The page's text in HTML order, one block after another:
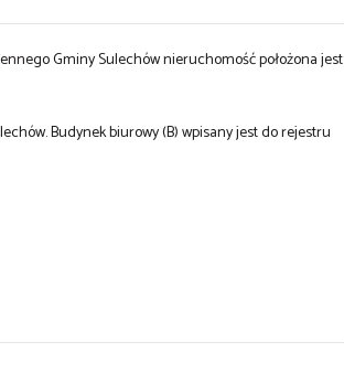
Gminy Sulechów nieruchomość położona jest
Budynek biurowy (B) wpisany jest do rejestru